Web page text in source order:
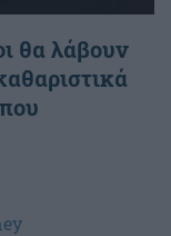
θα λάβουν